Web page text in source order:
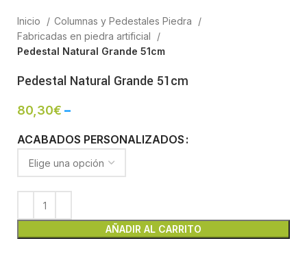
Inicio
Columnas y Pedestales Piedra
Fabricadas en piedra artificial
Pedestal Natural Grande 51cm
Pedestal Natural Grande 51cm
80,30€ –
ACABADOS PERSONALIZADOS
AÑADIR AL CARRITO